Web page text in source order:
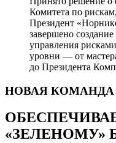
Комитета по
Президент
завершено
управления
уровни — от
до Президента
НОВАЯ КОМАНДА
«ЗЕЛЕНОМУ»